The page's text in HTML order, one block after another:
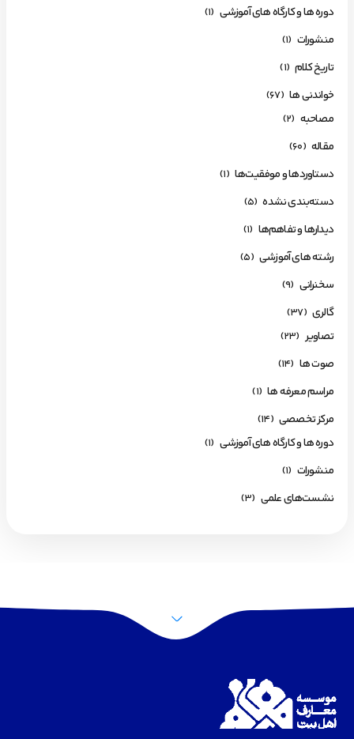
دوره ها و کارگاه های آموزشی (1)
منشورات (1)
تاریخ کلام (1)
خواندنی ها (67)
مصاحبه (2)
مقاله (60)
دستاوردها و موفقیت‌ها (1)
دسته‌بندی نشده (5)
دیدارها و تفاهم‌ها (1)
رشته های آموزشی (5)
سخنرانی (9)
گالری (37)
تصاویر (23)
صوت ها (14)
مراسم معرفه ها (1)
مرکز تخصصی (14)
دوره ها و کارگاه های آموزشی (1)
منشورات (1)
نشست‌های علمی (3)